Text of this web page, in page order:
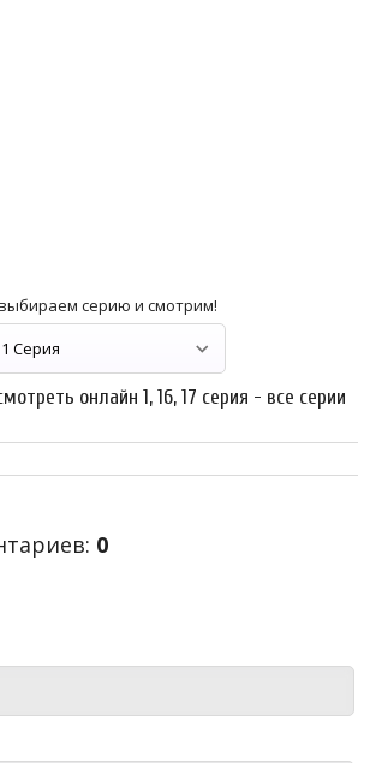
серию и смотрим!
онлайн 1, 16, 17 серия - все серии
: 0